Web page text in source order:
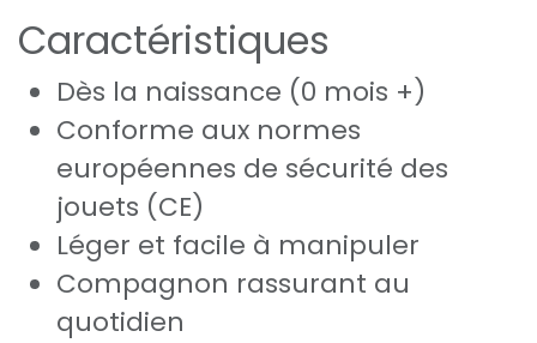
Caractéristiques
Dès la naissance (0 mois +)
Conforme aux normes
européennes de sécurité des
jouets (CE)
Léger et facile à manipuler
Compagnon rassurant au
quotidien